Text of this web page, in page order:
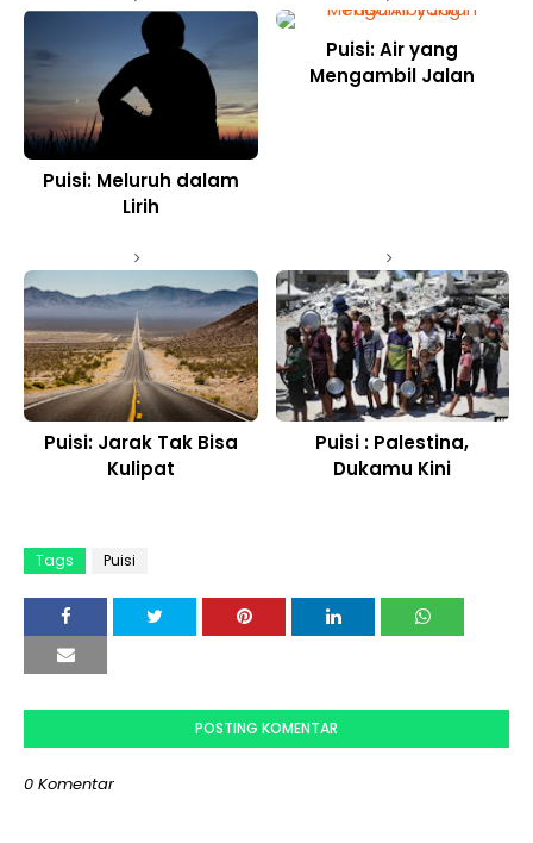
Puisi: Meluruh dalam
Lirih
Puisi: Air yang
Mengambil Jalan
Puisi: Jarak Tak Bisa
Kulipat
Puisi : Palestina,
Dukamu Kini
Tags Puisi
POSTING KOMENTAR
0 Komentar